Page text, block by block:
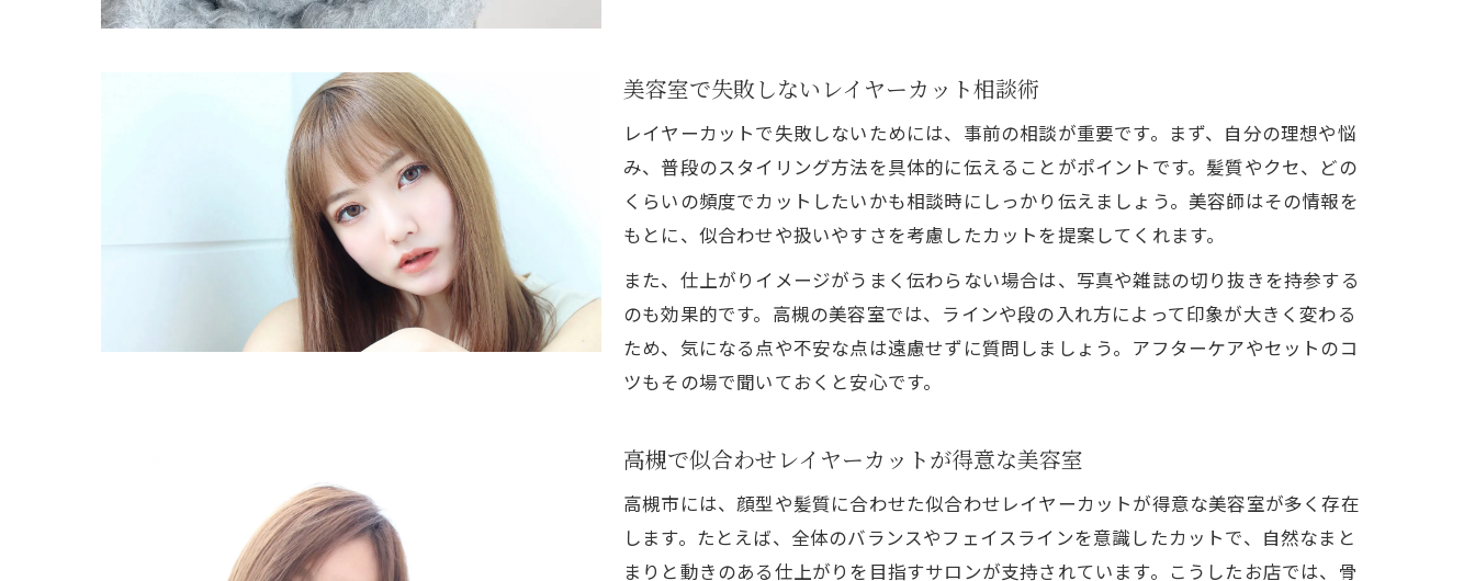
美容室で失敗しないレイヤーカット相談術
レイヤーカットで失敗しないためには、事前の相談が重要です。まず、自分の理想や悩
み、普段のスタイリング方法を具体的に伝えることがポイントです。髪質やクセ、どの
くらいの頻度でカットしたいかも相談時にしっかり伝えましょう。美容師はその情報を
もとに、似合わせや扱いやすさを考慮したカットを提案してくれます。
また、仕上がりイメージがうまく伝わらない場合は、写真や雑誌の切り抜きを持参する
のも効果的です。高槻の美容室では、ラインや段の入れ方によって印象が大きく変わる
ため、気になる点や不安な点は遠慮せずに質問しましょう。アフターケアやセットのコ
ツもその場で聞いておくと安心です。
高槻で似合わせレイヤーカットが得意な美容室
高槻市には、顔型や髪質に合わせた似合わせレイヤーカットが得意な美容室が多く存在
します。たとえば、全体のバランスやフェイスラインを意識したカットで、自然なまと
まりと動きのある仕上がりを目指すサロンが支持されています。こうしたお店では、骨